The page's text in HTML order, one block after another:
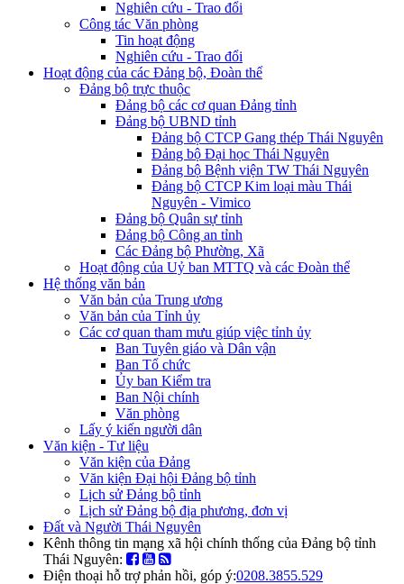
Nghiên cứu - Trao đổi
Công tác Văn phòng
Tin hoạt động
Nghiên cứu - Trao đổi
Hoạt động của các Đảng bộ, Đoàn thể
Đảng bộ trực thuộc
Đảng bộ các cơ quan Đảng tỉnh
Đảng bộ UBND tỉnh
Đảng bộ CTCP Gang thép Thái Nguyên
Đảng bộ Đại học Thái Nguyên
Đảng bộ Bệnh viện TW Thái Nguyên
Đảng bộ CTCP Kim loại màu Thái
Nguyên - Vimico
Đảng bộ Quân sự tỉnh
Đảng bộ Công an tỉnh
Các Đảng bộ Phường, Xã
Hoạt động của Uỷ ban MTTQ và các Đoàn thể
Hệ thống văn bản
Văn bản của Trung ương
Văn bản của Tỉnh ủy
Các cơ quan tham mưu giúp việc tỉnh ủy
Ban Tuyên giáo và Dân vận
Ban Tổ chức
Ủy ban Kiểm tra
Ban Nội chính
Văn phòng
Lấy ý kiến người dân
Văn kiện - Tư liệu
Văn kiện của Đảng
Văn kiện Đại hội Đảng bộ tỉnh
Lịch sử Đảng bộ tỉnh
Lịch sử Đảng bộ địa phương, đơn vị
Đất và Người Thái Nguyên
Kênh thông tin mạng xã hội chính thống của Đảng bộ tỉnh
Thái Nguyên:
Điện thoại hỗ trợ phản hồi, góp ý:0208.3855.529